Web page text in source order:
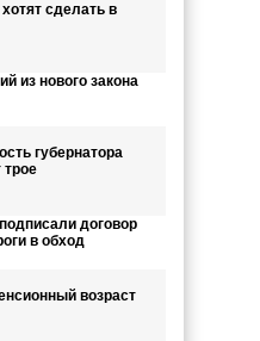
сделать в
из нового закона
губернатора
трое
договор
в обход
возраст